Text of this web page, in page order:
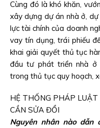
Cùng đó là khó khăn,
xây dựng dự án nhà ở,
lực tài chính của doanh
vay tín dụng, trái phiếu
khai giải quyết thủ tục
đầu tư phát triển nhà ở
trong thủ tục quy hoạch,
HỆ THỐNG PHÁP LUẬT
CẦN SỬA ĐỔI
Nguyên nhân nào